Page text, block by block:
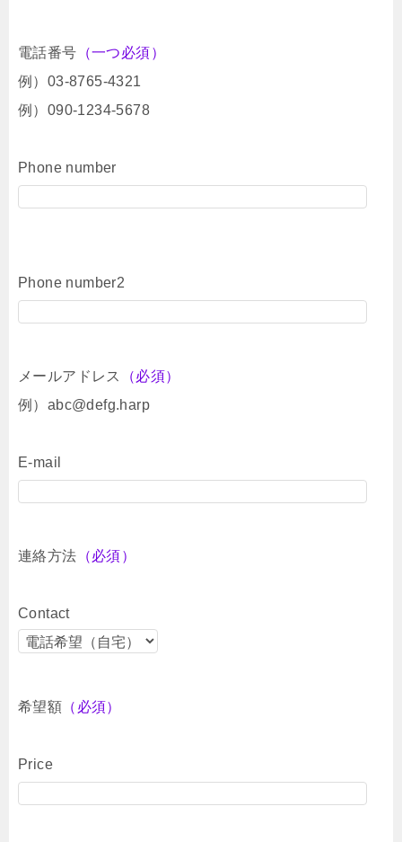
電話番号 （一つ必須）
例）03-8765-4321
例）090-1234-5678
Phone number
Phone number2
メールアドレス
（必須）
例）abc@defg.harp
E-mail
連絡方法 （必須）
Contact
希望額 （必須）
Price